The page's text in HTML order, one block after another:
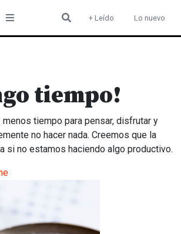
+ Leído Lo nuevo
tiempo!
tiempo para pensar, disfrutar y
no hacer nada. Creemos que la
si no estamos haciendo algo productivo.